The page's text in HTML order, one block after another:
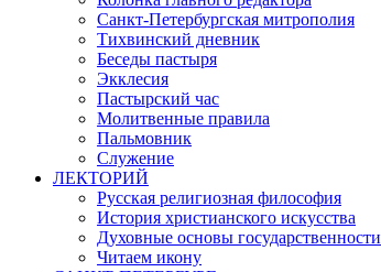
Санкт-Петербургская митрополия
Тихвинский дневник
Беседы пастыря
Экклесия
Пастырский час
Молитвенные правила
Пальмовник
Служение
ЛЕКТОРИЙ
Русская религиозная философия
История христианского искусства
Духовные основы государственности
Читаем икону